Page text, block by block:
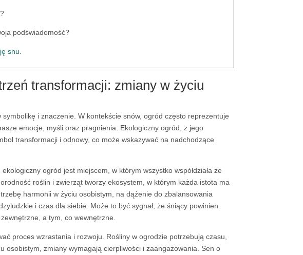
podświadomość?
snu.
transformacji: zmiany w życiu
i znaczenie. W kontekście snów, ogród często reprezentuje
emocje, myśli oraz pragnienia. Ekologiczny ogród, z jego
transformacji i odnowy, co może wskazywać na nadchodzące
ogród jest miejscem, w którym wszystko współdziała ze
roślin i zwierząt tworzy ekosystem, w którym każda istota ma
harmonii w życiu osobistym, na dążenie do zbalansowania
i czas dla siebie. Może to być sygnał, że śniący powinien
a tym, co wewnętrzne.
proces wzrastania i rozwoju. Rośliny w ogrodzie potrzebują czasu,
osobistym, zmiany wymagają cierpliwości i zaangażowania. Sen o